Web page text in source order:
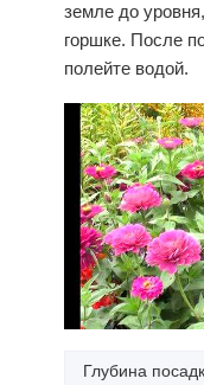
земле до
горшке. После
полейте водой.
Глубина